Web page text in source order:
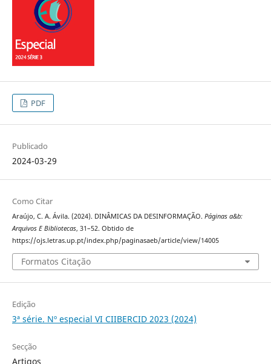
PDF
Publicado
2024-03-29
Como Citar
Araújo, C. A. Ávila. (2024). DINÂMICAS DA DESINFORMAÇÃO. Páginas a&b:
Arquivos E Bibliotecas, 31–52. Obtido de
https://ojs.letras.up.pt/index.php/paginasaeb/article/view/14005
Formatos Citação
Edição
3ª série. Nº especial VI CIIBERCID 2023 (2024)
Secção
Artigos